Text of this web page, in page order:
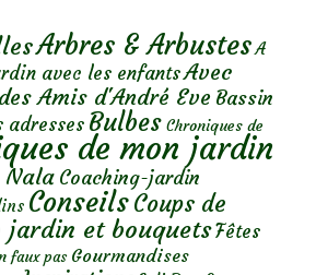
Arbres & Arbustes A
avec les enfantsAvec
Amis d'André Eve Bassin
adresses Bulbes Chroniques de
de mon jardin
Nala Coaching-jardin
ConseilsCoups de
jardin et bouquetsFêtes
faux pas Gourmandises